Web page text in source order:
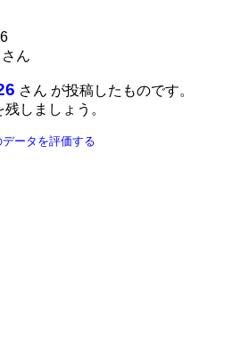
さん
さん が投稿したものです。
残しましょう。
データを評価する